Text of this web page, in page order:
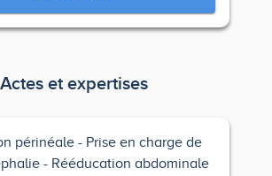
Actes et expertises
périnéale
Prise en charge de
Rééducation abdominale